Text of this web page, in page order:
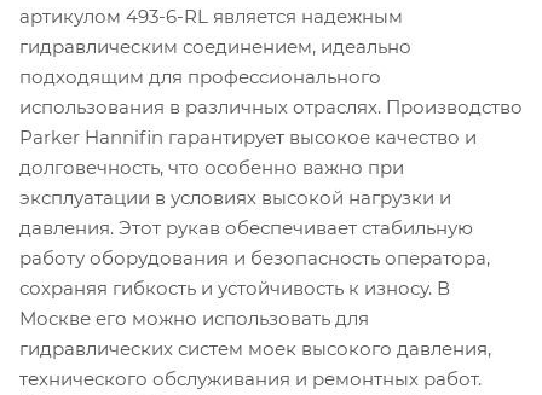
артикулом 493-6-RL является надежным
гидравлическим соединением, идеально
подходящим для профессионального
использования в различных отраслях. Производство
Parker Hannifin гарантирует высокое качество и
долговечность, что особенно важно при
эксплуатации в условиях высокой нагрузки и
давления. Этот рукав обеспечивает стабильную
работу оборудования и безопасность оператора,
сохраняя гибкость и устойчивость к износу. В
Москве его можно использовать для
гидравлических систем моек высокого давления,
технического обслуживания и ремонтных работ.